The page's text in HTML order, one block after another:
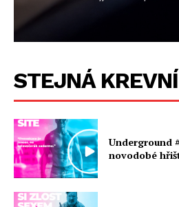
STEJNÁ
Underground
novodobé